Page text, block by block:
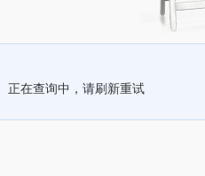
正在查询中，请刷新重试